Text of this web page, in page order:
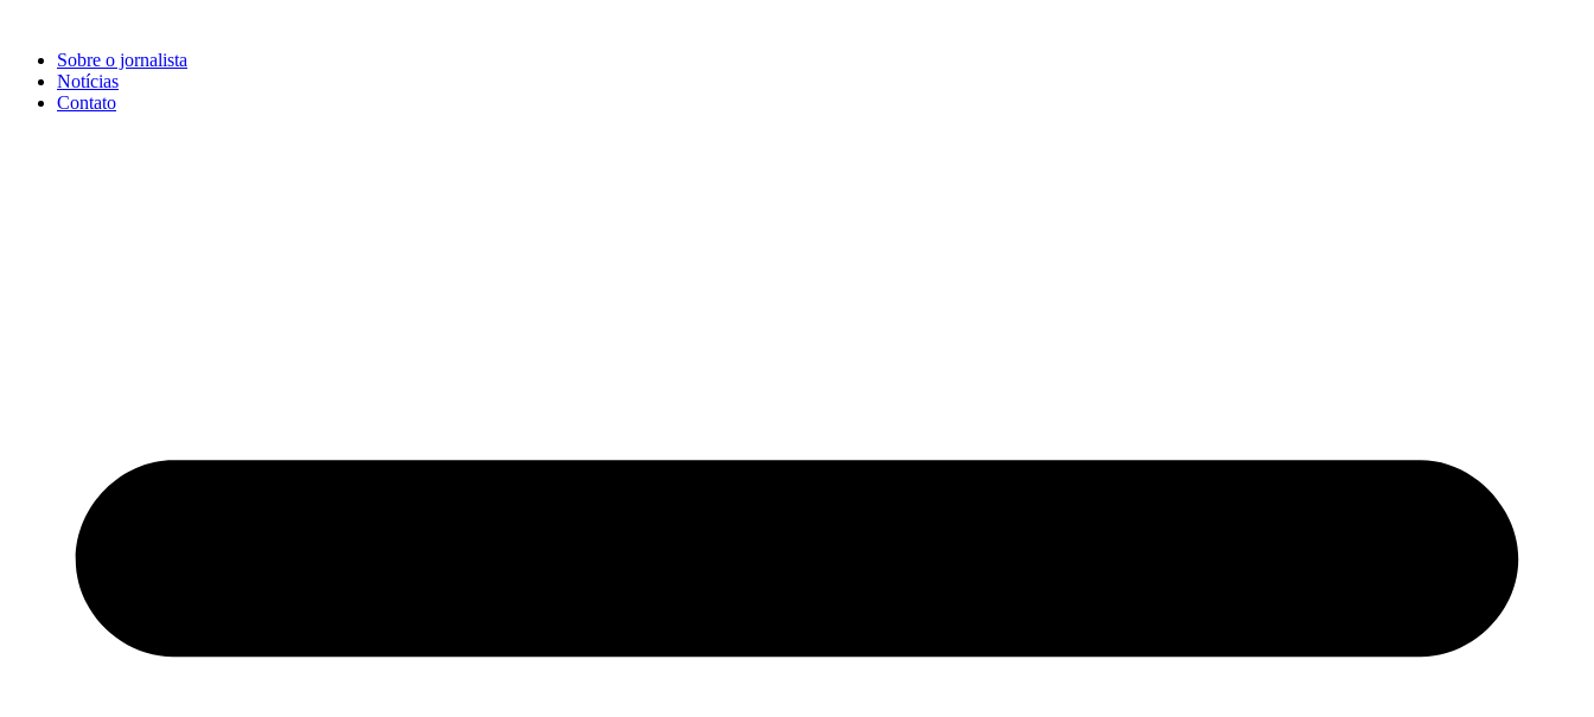
conteúdo
Sobre o jornalista
Notícias
Contato